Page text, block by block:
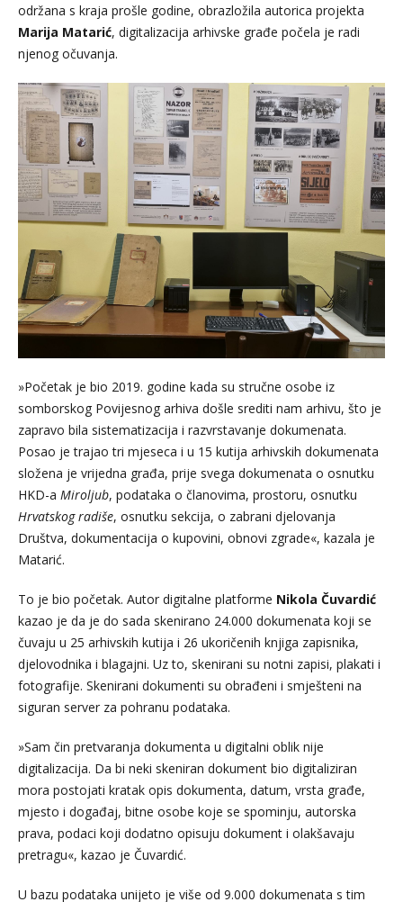
održana s kraja prošle godine, obrazložila autorica projekta
Marija Matarić, digitalizacija arhivske građe počela je radi
njenog očuvanja.
»Početak je bio 2019. godine kada su stručne osobe iz
somborskog Povijesnog arhiva došle srediti nam arhivu, što je
zapravo bila sistematizacija i razvrstavanje dokumenata.
Posao je trajao tri mjeseca i u 15 kutija arhivskih dokumenata
složena je vrijedna građa, prije svega dokumenata o osnutku
HKD-a Miroljub, podataka o članovima, prostoru, osnutku
Hrvatskog radiše, osnutku sekcija, o zabrani djelovanja
Društva, dokumentacija o kupovini, obnovi zgrade«, kazala je
Matarić.
To je bio početak. Autor digitalne platforme Nikola Čuvardić
kazao je da je do sada skenirano 24.000 dokumenata koji se
čuvaju u 25 arhivskih kutija i 26 ukoričenih knjiga zapisnika,
djelovodnika i blagajni. Uz to, skenirani su notni zapisi, plakati i
fotografije. Skenirani dokumenti su obrađeni i smješteni na
siguran server za pohranu podataka.
»Sam čin pretvaranja dokumenta u digitalni oblik nije
digitalizacija. Da bi neki skeniran dokument bio digitaliziran
mora postojati kratak opis dokumenta, datum, vrsta građe,
mjesto i događaj, bitne osobe koje se spominju, autorska
prava, podaci koji dodatno opisuju dokument i olakšavaju
pretragu«, kazao je Čuvardić.
U bazu podataka unijeto je više od 9.000 dokumenata s tim